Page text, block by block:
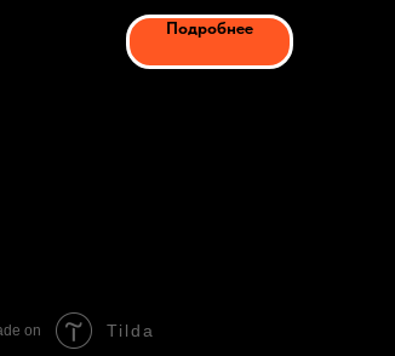
Подробнее
on Tilda